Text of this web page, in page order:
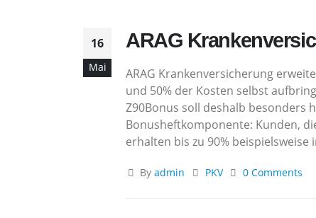
16
Mai
ARAG
ARAG Krankenversicherung
und 50% der Kosten selbst
Z90Bonus soll deshalb besonders
Bonusheftkomponente: Kunden,
erhalten bis zu 90%
Byadmin PKV 0 Comments